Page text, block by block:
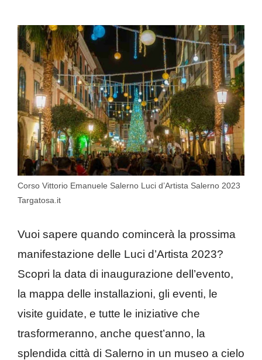
Corso Vittorio Emanuele Salerno Luci d’Artista Salerno 2023
Targatosa.it
Vuoi sapere quando comincerà la prossima
manifestazione delle Luci d’Artista 2023?
Scopri la data di inaugurazione dell’evento,
la mappa delle installazioni, gli eventi, le
visite guidate, e tutte le iniziative che
trasformeranno, anche quest’anno, la
splendida città di Salerno in un museo a cielo